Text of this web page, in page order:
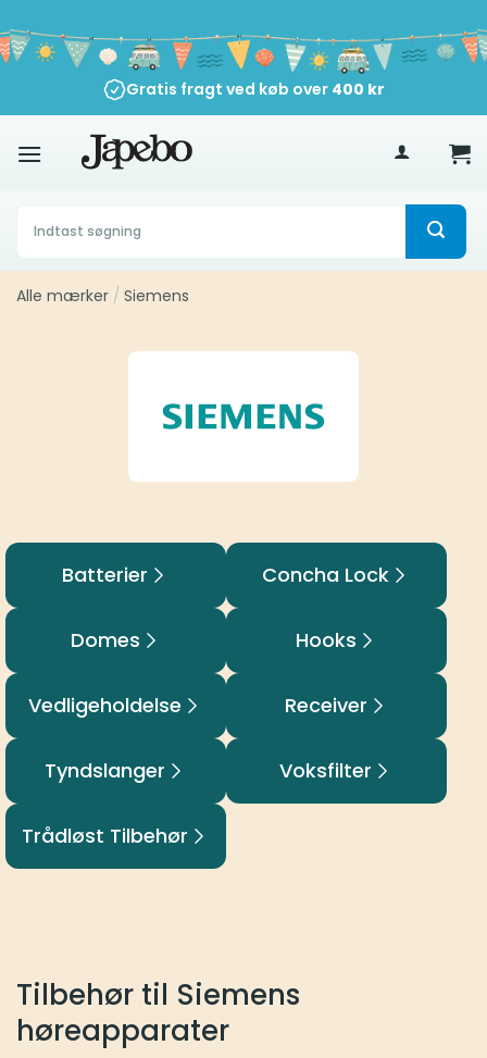
til
indhold
Gratis fragt ved køb over 400 kr
Søg
efter:
Alle mærker / Siemens
Batterier Concha Lock
Domes Hooks
Vedligeholdelse Receiver
Tyndslanger Voksfilter
Trådløst Tilbehør
Tilbehør til Siemens
høreapparater